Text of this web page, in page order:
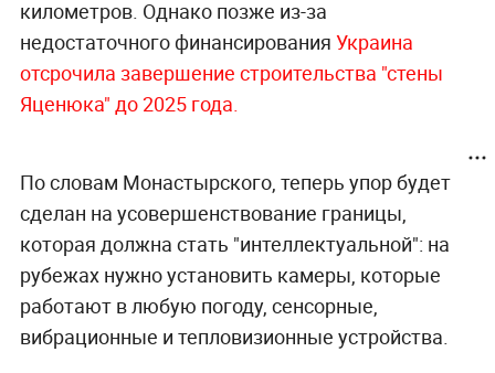
километров. Однако позже из-за
недостаточного финансирования Украина
отсрочила завершение строительства "стены
Яценюка" до 2025 года.
По словам Монастырского, теперь упор будет
сделан на усовершенствование границы,
которая должна стать "интеллектуальной": на
рубежах нужно установить камеры, которые
работают в любую погоду, сенсорные,
вибрационные и тепловизионные устройства.